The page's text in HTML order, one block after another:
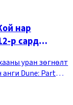
нар
р сард
уран зөгнөлт
анги Dune: Part